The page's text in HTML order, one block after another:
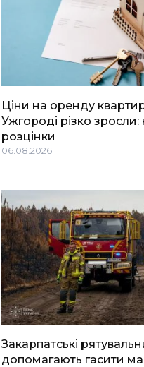
Ціни на оренду
Ужгороді різко зросли:
розцінки
06.08.2026
Закарпатські
допомагають гасити